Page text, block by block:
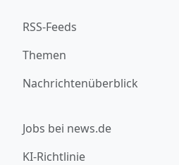
RSS-Feeds
Themen
Nachrichtenüberblick
Jobs bei news.de
KI-Richtlinie